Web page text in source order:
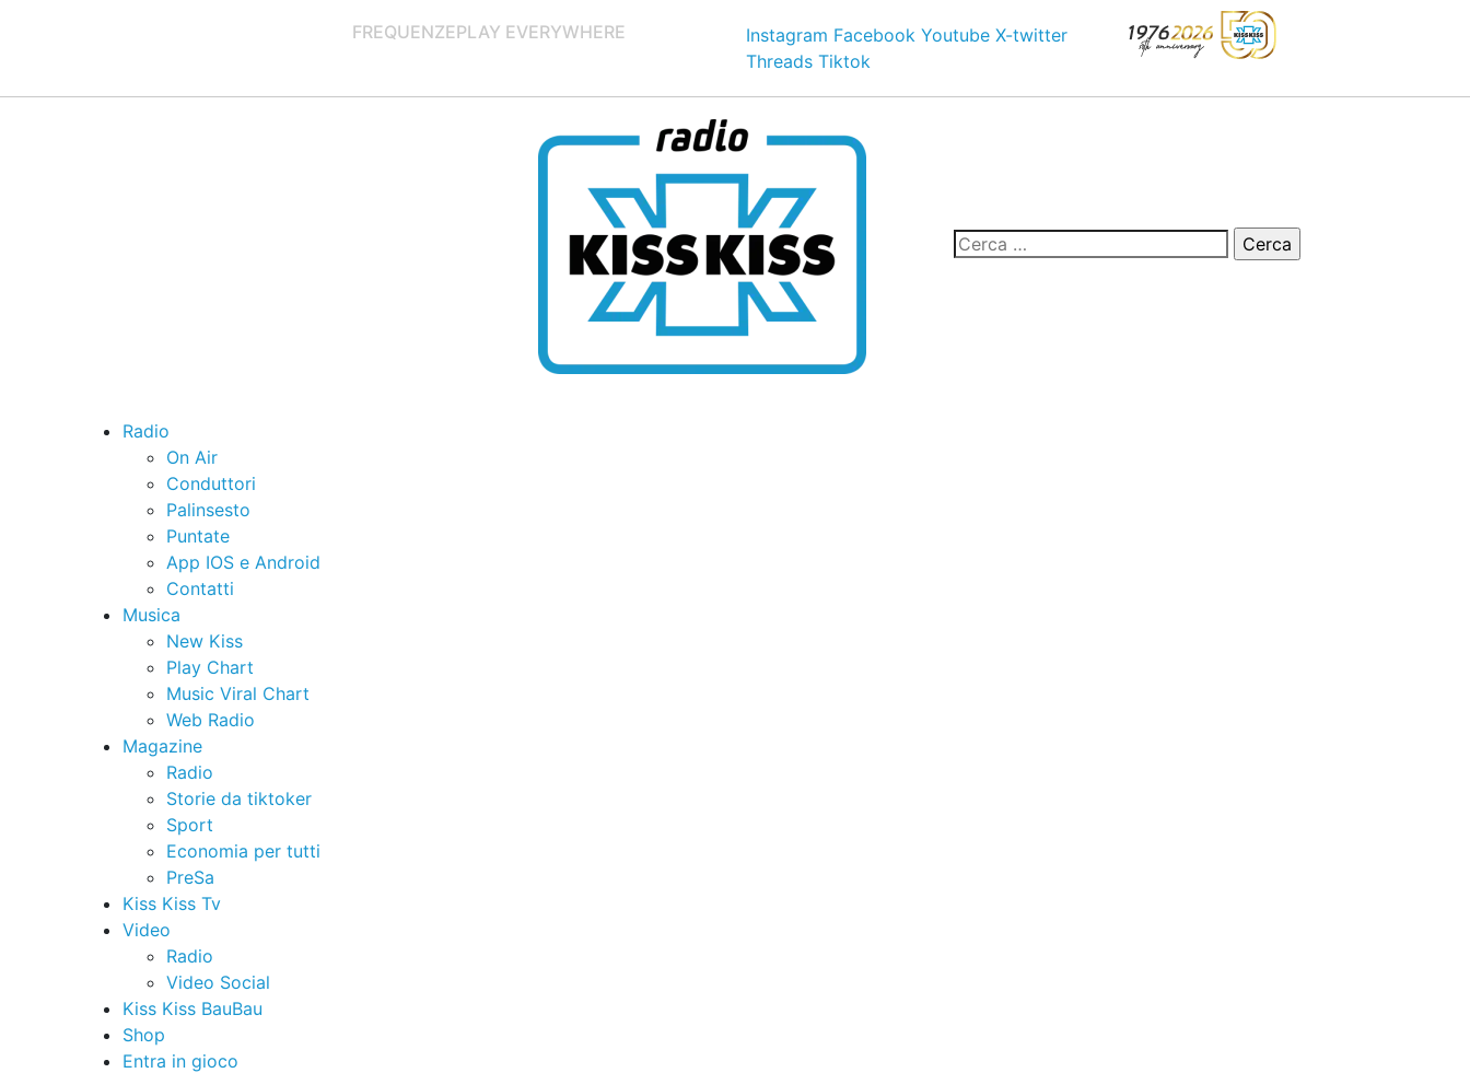
FREQUENZEPLAY EVERYWHERE Instagram Facebook Youtube X-twitter
Threads Tiktok
Radio
On Air
Conduttori
Palinsesto
Puntate
App IOS e Android
Contatti
Musica
New Kiss
Play Chart
Music Viral Chart
Web Radio
Magazine
Radio
Storie da tiktoker
Sport
Economia per tutti
PreSa
Kiss Kiss Tv
Video
Radio
Video Social
Kiss Kiss BauBau
Shop
Entra in gioco